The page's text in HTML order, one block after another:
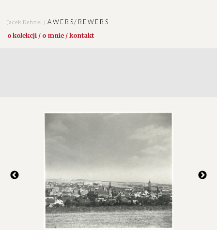
Jacek Dehnel /AWERS/REWERS
o kolekcji / o mnie / kontakt